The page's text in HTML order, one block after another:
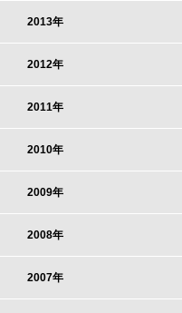
2013年
2012年
2011年
2010年
2009年
2008年
2007年